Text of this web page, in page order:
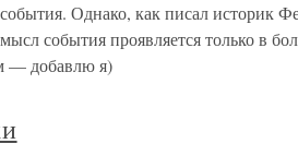
Однако, как писал историк
события проявляется только в
— добавлю я)